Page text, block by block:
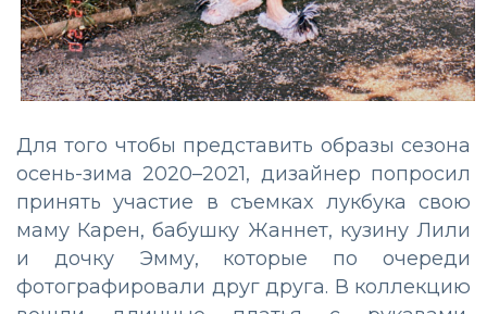
Для того чтобы представить образы сезона
осень-зима 2020–2021, дизайнер попросил
принять участие в съемках лукбука свою
маму Карен, бабушку Жаннет, кузину Лили
и дочку Эмму, которые по очереди
фотографировали друг друга. В коллекцию